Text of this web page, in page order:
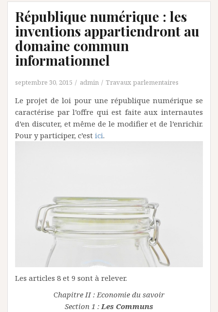
République numérique : les
inventions appartiendront au
domaine commun
informationnel
septembre 30, 2015 admin Travaux parlementaires
Le projet de loi pour une république numérique se
caractérise par l’offre qui est faite aux internautes
d’en discuter, et même de le modifier et de l’enrichir.
Pour y participer, c’est ici.
Les articles 8 et 9 sont à relever.
Chapitre II : Economie du savoir
Section 1 :Les Communs